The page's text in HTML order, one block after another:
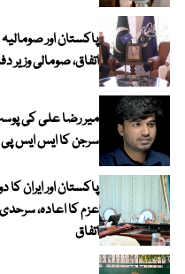
پاکستان اور
اتفاق، صومالی وزیر
میر رضا علی کی
سرجن کا ایس ایس پی
عزم کا اعادہ،
اتفاق